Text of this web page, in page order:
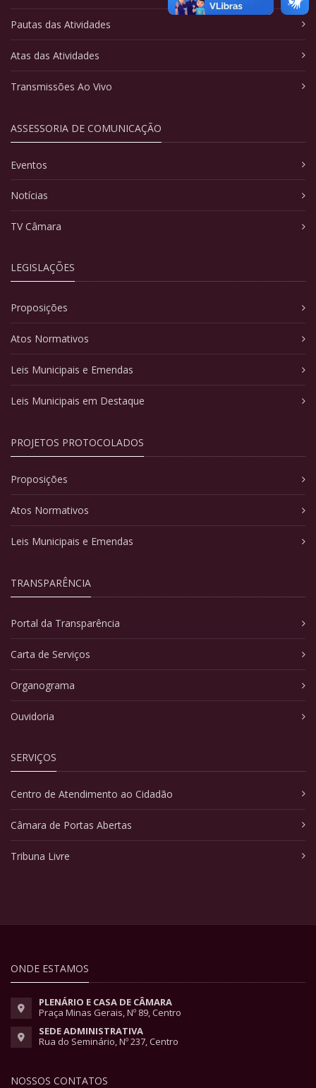
Pautas das Atividades
Atas das Atividades
Transmissões Ao Vivo
ASSESSORIA DE COMUNICAÇÃO
Eventos
Notícias
TV Câmara
LEGISLAÇÕES
Proposições
Atos Normativos
Leis Municipais e Emendas
Leis Municipais em Destaque
PROJETOS PROTOCOLADOS
Proposições
Atos Normativos
Leis Municipais e Emendas
TRANSPARÊNCIA
Portal da Transparência
Carta de Serviços
Organograma
Ouvidoria
SERVIÇOS
Centro de Atendimento ao Cidadão
Câmara de Portas Abertas
Tribuna Livre
ONDE ESTAMOS
PLENÁRIO E CASA DE CÂMARA
Praça Minas Gerais, Nº 89, Centro
SEDE ADMINISTRATIVA
Rua do Seminário, Nº 237, Centro
NOSSOS CONTATOS